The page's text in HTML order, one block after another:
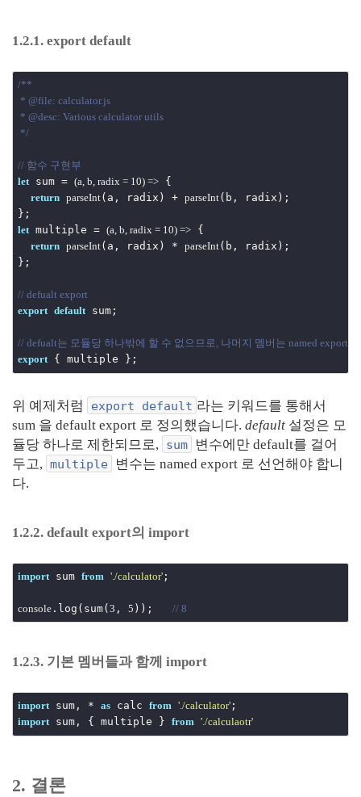
1.2.1. export default
/**
* @file: calculator.js
* @desc: Various calculator utils
*/
// 함수 구현부
let sum = (a, b, radix = 10) => {
return parseInt(a, radix) + parseInt(b, radix);
let multiple = (a, b, radix = 10) => {
return parseInt(a, radix) * parseInt(b, radix);
};
// defualt export
export default sum;
// defualt는 모듈당 하나밖에 할 수 없으므로, 나머지 멤버는 named export
export
위 예제처럼 export default 라는 키워드를 통해서
sum 을 default export 로 정의했습니다. default 설정은 모
듈당 하나로 제한되므로,
sum
변수에만 default를 걸어
두고, multiple
변수는 named export 로 선언해야 합니
다.
1.2.2. default export의 import
import sum from './calculator' ;
console .log(sum(3 , 5 )); // 8
1.2.3. 기본 멤버들과 함께 import
import sum, * as calc from './calculator'
import sum, { multiple } from './calculaotr'
2. 결론